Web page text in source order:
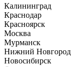
Калининград
Краснодар
Красноярск
Москва
Мурманск
Нижний Новгород
Новосибирск